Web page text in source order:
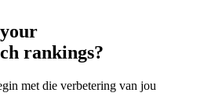
rankings?
met die verbetering van jou